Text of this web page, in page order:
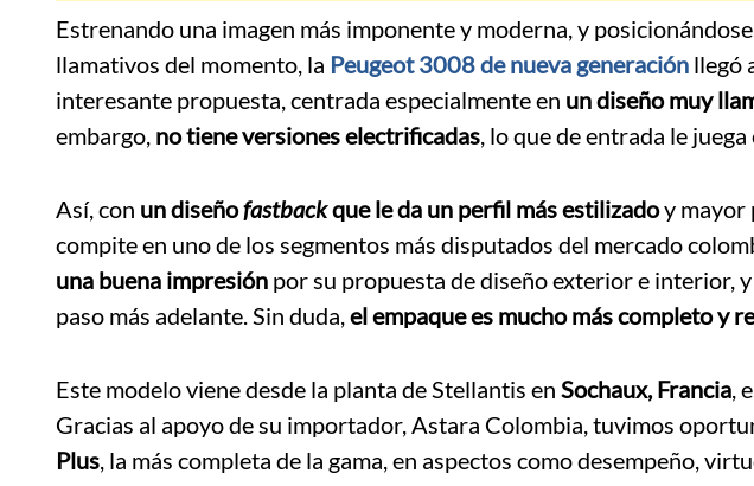
Estrenando una imagen más imponente y moderna, y
llamativos del momento, la Peugeot 3008 de nueva generación llegó
interesante propuesta, centrada especialmente en un diseño muy
embargo, no tiene versiones electrificadas, lo que de entrada le
Así, con un diseñofastbackque le da un perfil más estilizadoy mayor
compite en uno de los segmentos más disputados del mercado
una buena impresión por su propuesta de diseño exterior e interior,
paso más adelante. Sin duda,el empaque es mucho más completo y
Este modelo viene desde la planta de Stellantis en Sochaux, Francia,
Gracias al apoyo de su importador, Astara Colombia, tuvimos
Plus, la más completa de la gama, en aspectos como desempeño,